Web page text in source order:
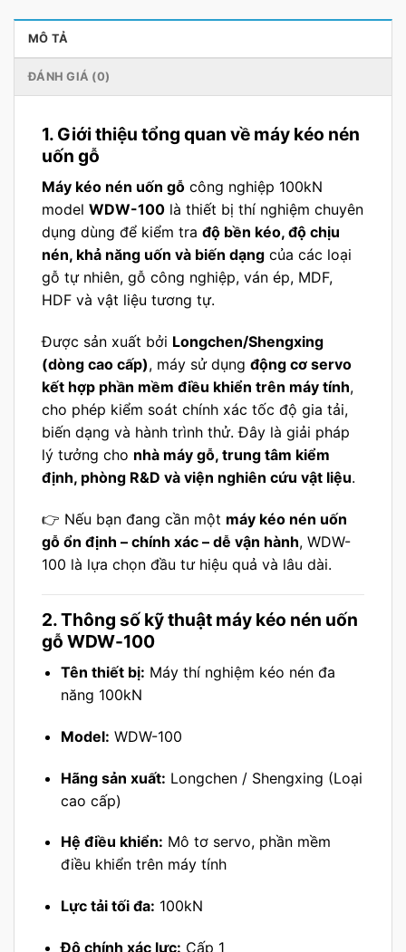
MÔ TẢ
ĐÁNH GIÁ (0)
1. Giới thiệu tổng quan về máy kéo nén
uốn gỗ
Máy kéo nén uốn gỗ công nghiệp 100kN
model WDW-100 là thiết bị thí nghiệm chuyên
dụng dùng để kiểm tra độ bền kéo, độ chịu
nén, khả năng uốn và biến dạng của các loại
gỗ tự nhiên, gỗ công nghiệp, ván ép, MDF,
HDF và vật liệu tương tự.
Được sản xuất bởi Longchen/Shengxing
(dòng cao cấp), máy sử dụng động cơ servo
kết hợp phần mềm điều khiển trên máy tính,
cho phép kiểm soát chính xác tốc độ gia tải,
biến dạng và hành trình thử. Đây là giải pháp
lý tưởng cho nhà máy gỗ, trung tâm kiểm
định, phòng R&D và viện nghiên cứu vật liệu.
👉 Nếu bạn đang cần một máy kéo nén uốn
gỗ ổn định – chính xác – dễ vận hành, WDW-
100 là lựa chọn đầu tư hiệu quả và lâu dài.
2. Thông số kỹ thuật máy kéo nén uốn
gỗ WDW-100
Tên thiết bị: Máy thí nghiệm kéo nén đa
năng 100kN
Model: WDW-100
Hãng sản xuất: Longchen / Shengxing (Loại
cao cấp)
Hệ điều khiển: Mô tơ servo, phần mềm
điều khiển trên máy tính
Lực tải tối đa: 100kN
Độ chính xác lực: Cấp 1